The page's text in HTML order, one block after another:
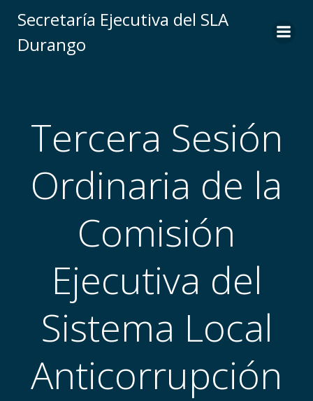
al
Secretaría Ejecutiva del SLA
Durango
Tercera Sesión
Ordinaria de la
Comisión
Ejecutiva del
Sistema Local
Anticorrupción